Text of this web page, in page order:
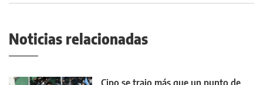
Noticias relacionadas